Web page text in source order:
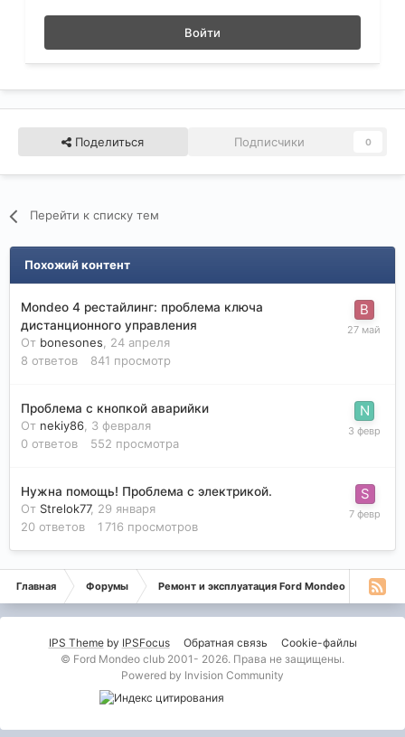
Войти
Поделиться Подписчики 0
Перейти к списку тем
Похожий контент
Mondeo 4 рестайлинг: проблема ключа
дистанционного управления
От bonesones, 24 апреля
8 ответов 841 просмотр
Проблема с кнопкой аварийки
От nekiy86, 3 февраля
0 ответов 552 просмотра
Нужна помощь! Проблема с электрикой.
От Strelok77, 29 января
20 ответов 1 716 просмотров
Главная Форумы Ремонт и эксплуатация Ford Mondeo
IPS Themeby IPSFocus Обратная связь
Cookie-файлы
© Ford Mondeo club 2001- 2026. Права не защищены.
Powered by Invision Community